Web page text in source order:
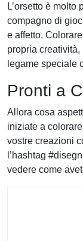
L’orsetto è
compagno di
e affetto.
propria
legame speciale
Pronti a
Allora cosa
iniziate a
vostre creazioni
l’hashtag
vedere come